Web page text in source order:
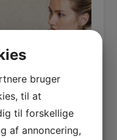
bruger
til at
til forskellige
af annoncering,